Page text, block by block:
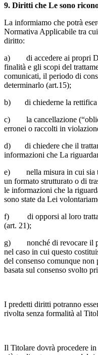
9. Diritti che Le sono
La informiamo che potrà
Normativa Applicabile tra
diritto:
a) di accedere ai propri
finalità e gli scopi del
comunicati, il periodo di
determinarlo (art.15);
b) di chiederne la rettifica
c) la cancellazione
erronei o raccolti in
d) di chiedere che il
informazioni che La
e) nella misura in cui sia
un formato strutturato o di
le informazioni che la
sono state da Lei
f) di opporsi al loro
(art. 21);
g) nonché di revocare il
nel caso in cui questo
del consenso comunque
basata sul consenso svolto
I predetti diritti potranno
rivolta senza formalità al
Il Titolare dovrà procedere in